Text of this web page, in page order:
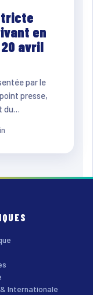
en
avril
par le
presse,
Internationale